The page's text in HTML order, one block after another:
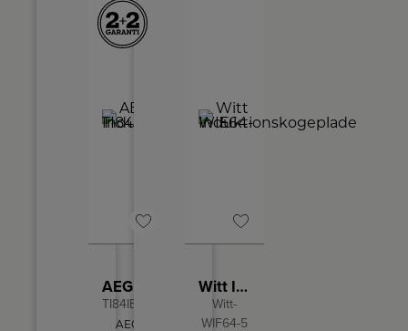
TI84IB10FB
AEG
Witt Induktionskogeplade WIF64-5
Witt-
WIF64-5